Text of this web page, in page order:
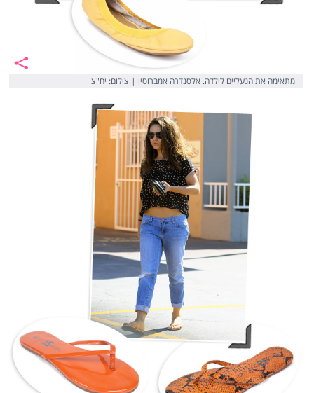
מתאימה את הנעליים לילדה. אלסנדרה אמברוסיו | צילום: יח"צ